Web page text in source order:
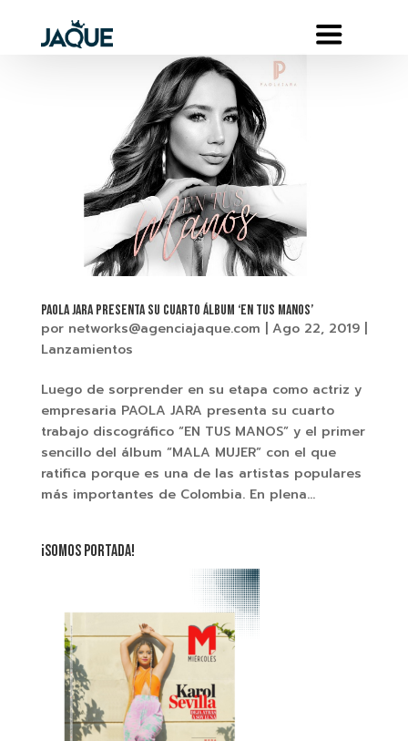
PAOLA JARA PRESENTA SU CUARTO ÁLBUM ‘EN TUS MANOS’
por networks@agenciajaque.com | Ago 22, 2019|
Lanzamientos
Luego de sorprender en su etapa como actriz y
empresaria PAOLA JARA presenta su cuarto
trabajo discográfico “EN TUS MANOS” y el primer
sencillo del álbum “MALA MUJER” con el que
ratifica porque es una de las artistas populares
más importantes de Colombia. En plena...
¡SOMOS PORTADA!